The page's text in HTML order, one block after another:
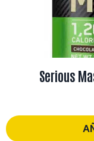
Serious